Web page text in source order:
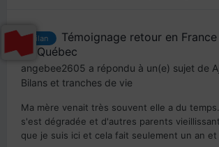
bilan
Témoignage retour en
au Québec
angebee2605 a répondu à un(e) sujet de
Bilans et tranches de vie
Ma mère venait très souvent elle a du
s'est dégradée et d'autres parents
que je suis ici et cela fait seulement un an et